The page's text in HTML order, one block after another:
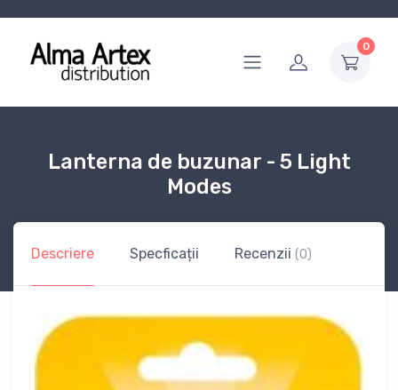
0
Lanterna de buzunar - 5 Light
Modes
Descriere Specficații Recenzii (0)